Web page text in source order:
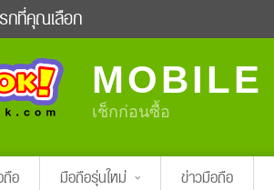
กที่คุณเลือก
เกม หมากรุกไทย
แม่และเด็ก ดูดวง
เช็คความเร็วเน็ต iPhone
MOBILE
เช็กก่อนซื้อ
อ มือถือรุ่นใหม่ ข่าวมือถือ